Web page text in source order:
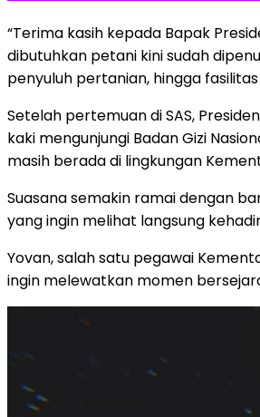
“Terima kasih kepada Bapak
dibutuhkan petani kini sudah
penyuluh pertanian, hingga fasilitas
Setelah pertemuan di SAS,
kaki mengunjungi Badan Gizi
masih berada di lingkungan
Suasana semakin ramai dengan
yang ingin melihat langsung
Yovan, salah satu pegawai
ingin melewatkan momen